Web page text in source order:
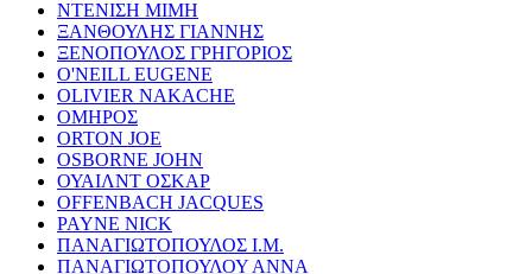
ΝΤΕΝΙΣΗ ΜΙΜΗ
ΞΑΝΘΟΥΛΗΣ ΓΙΑΝΝΗΣ
ΞΕΝΟΠΟΥΛΟΣ ΓΡΗΓΟΡΙΟΣ
O'NEILL EUGENE
OLIVIER NAKACHE
ΟΜΗΡΟΣ
ORTON JOE
OSBORNE JOHN
ΟΥΑΙΛΝΤ ΟΣΚΑΡ
OFFENBACH JACQUES
PAYNE NICK
ΠΑΝΑΓΙΩΤΟΠΟΥΛΟΣ Ι.Μ.
ΠΑΝΑΓΙΩΤΟΠΟΥΛΟΥ ΑΝΝΑ